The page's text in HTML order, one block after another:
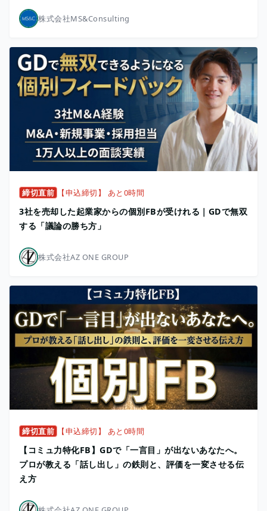
株式会社MS&Consulting
締切直前 【申込締切】 あと0時間
3社を売却した起業家からの個別FBが受けれる｜GDで無双
する「議論の勝ち方」
株式会社AZ ONE GROUP
締切直前 【申込締切】 あと0時間
【コミュ力特化FB】GDで「一言目」が出ないあなたへ。
プロが教える「話し出し」の鉄則と、評価を一変させる伝
え方